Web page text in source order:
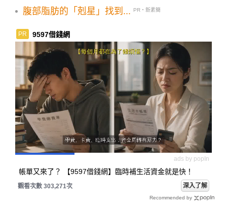
腹部脂肪的「剋星」找到... PR・新素簡
PR 9597借錢網
ads by popIn
帳單又來了？ 【9597借錢網】臨時補生活資金就是快！
觀看次數 303,271次 深入了解
Recommended by